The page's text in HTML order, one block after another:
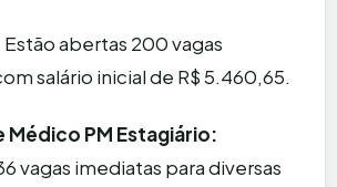
Estão abertas 200 vagas
salário inicial de R$ 5.460,65.
Médico PM Estagiário:
vagas imediatas para diversas